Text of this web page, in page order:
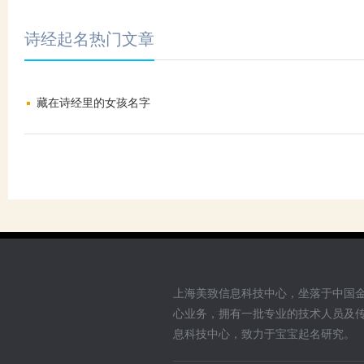
诗经起名热门文章
藏在诗经里的女孩名字
上海美致信息科技中心，坐落于中
心业务，拥有一批专业的技术人员及
息科技中心，致力于宝宝起名研究。